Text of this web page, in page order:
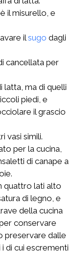
il misurello, e
ilsugo dagli
cancellata per
latta, ma di quelli
piedi, e
il grascio
vasi simili.
per la cucina,
di canape a
quattro lati alto
di legno, e
della cucina
conservare
preservare dalle
di cui escrementi